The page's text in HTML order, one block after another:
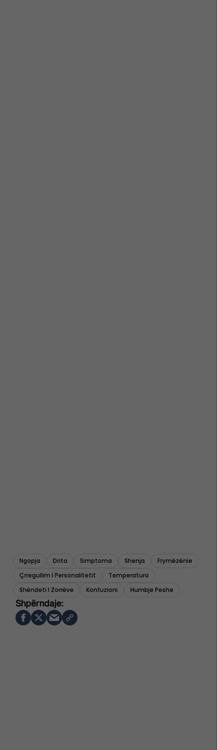
Ngopja Drita Simptoma Shenja
Frymëzënie
Çrregullim I Personalitetit
Temperatura
Shëndeti I Zorrëve
Konfuzioni Humbje Peshe